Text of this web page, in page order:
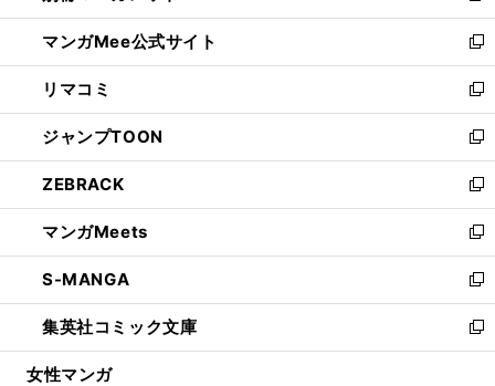
開
く
ン
ド
ウ
で
開
く
ウ
ィ
ン
ド
ウ
で
開
く
し
い
ウ
ィ
ン
ド
ウ
で
開
く
マンガMee公式サイト
新
し
い
ウ
ィ
ン
ド
ウ
で
開
く
リマコミ
新
し
い
ウ
ィ
ン
ド
ウ
で
開
く
ジャンプTOON
新
し
い
ウ
ィ
ン
ド
ウ
で
開
ZEBRACK
新
し
い
ウ
ィ
ン
ド
ウ
マンガMeets
新
し
い
ウ
ィ
ン
S-MANGA
新
し
い
ウ
集英社コミック文庫
新
し
女性マンガ